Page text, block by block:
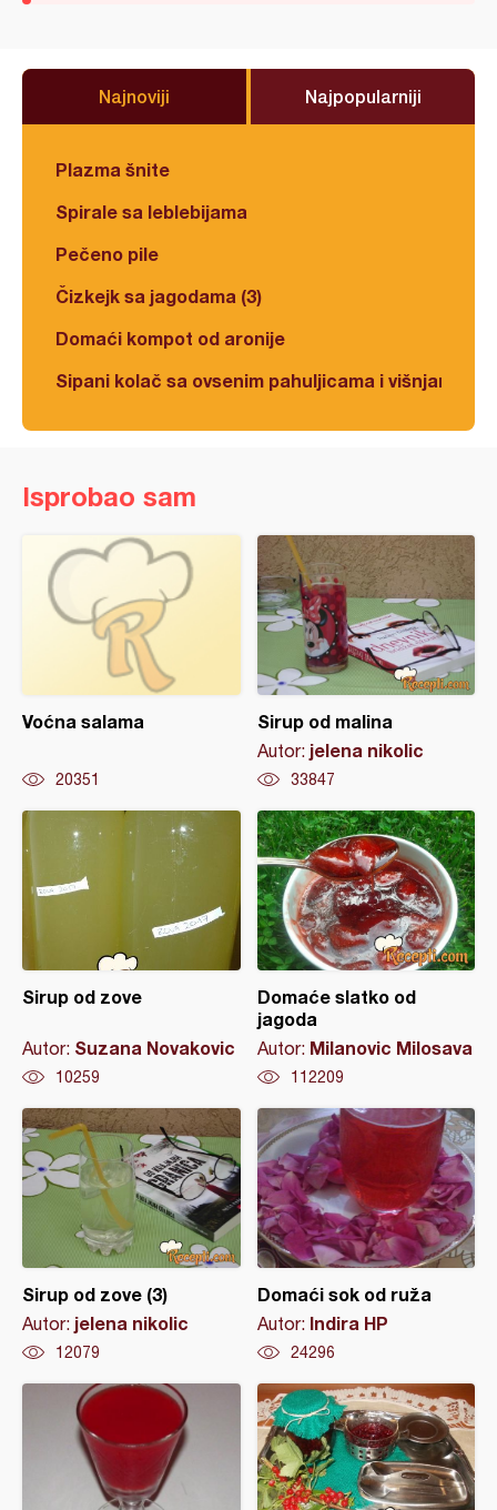
Najnoviji Najpopularniji
Plazma šnite
Spirale sa leblebijama
Pečeno pile
Čizkejk sa jagodama (3)
Domaći kompot od aronije
Sipani kolač sa ovsenim pahuljicama i višnjama
Isprobao sam
Voćna salama
20351
Sirup od malina
Autor: jelena nikolic
33847
Sirup od zove
Autor: Suzana Novakovic
10259
Domaće slatko od
jagoda
Autor: Milanovic Milosava
112209
Sirup od zove (3)
Autor: jelena nikolic
12079
Domaći sok od ruža
Autor: Indira HP
24296